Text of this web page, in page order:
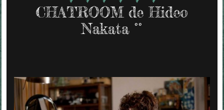
CHATROOM de Hideo
Nakata °°